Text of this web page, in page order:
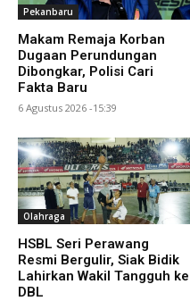
Pekanbaru
Makam Remaja Korban
Dugaan Perundungan
Dibongkar, Polisi Cari
Fakta Baru
6 Agustus 2026 -15:39
Olahraga
HSBL Seri Perawang
Resmi Bergulir, Siak Bidik
Lahirkan Wakil Tangguh ke
DBL